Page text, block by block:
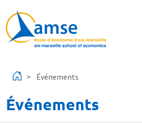
Événements
Événements